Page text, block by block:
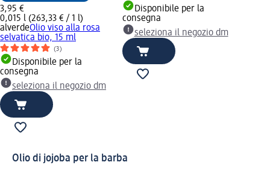
3,95 €
0,015 l (263,33 € / 1 l)
alverdeOlio viso alla rosa
selvatica bio, 15 ml
(3)
Disponibile per la
consegna
seleziona il negozio dm
Disponibile per la
consegna
seleziona il negozio dm
Olio di jojoba per la barba